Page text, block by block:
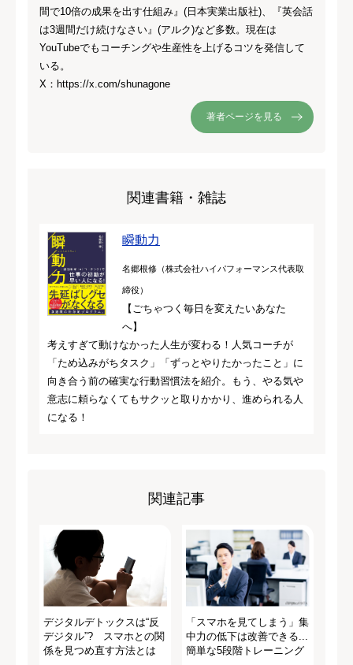
間で10倍の成果を出す仕組み』(日本実業出版社)、『英会話
は3週間だけ続けなさい』(アルク)など多数。現在は
YouTubeでもコーチングや生産性を上げるコツを発信して
いる。
X：https://x.com/shunagone
著者ページを見る
関連書籍・雑誌
瞬動力
名郷根修（株式会社ハイパフォーマンス代表取
締役）
【ごちゃつく毎日を変えたいあなた
へ】
考えすぎて動けなかった人生が変わる！人気コーチが
「ため込みがちタスク」「ずっとやりたかったこと」に
向き合う前の確実な行動習慣法を紹介。もう、やる気や
意志に頼らなくてもサクッと取りかかり、進められる人
になる！
関連記事
デジタルデトックスは“反
デジタル”? スマホとの関
係を見つめ直す方法とは
「スマホを見てしまう」集
中力の低下は改善できる...
簡単な5段階トレーニング